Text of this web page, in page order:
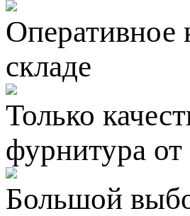
Оперативное
складе
Только
фурнитура
Большой